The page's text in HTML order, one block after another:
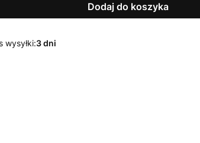
Dodaj do koszyka
wysyłki:3 dni